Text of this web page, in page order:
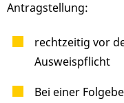
Antragstellung:
rechtzeitig vor
Ausweispflicht
Bei einer